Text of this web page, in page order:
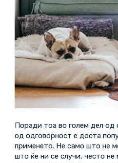
Поради тоа во голем дел од
од одговорност е доста
применето. Не само што не
што ќе ни се случи, често